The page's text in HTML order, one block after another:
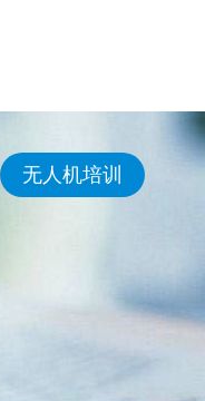
无人机培训